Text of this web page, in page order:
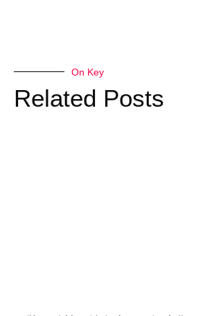
On Key
Related Posts